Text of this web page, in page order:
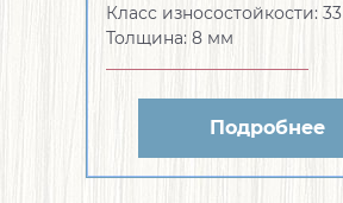
Класс износостойкости: 33
Толщина: 8 мм
Подробнее